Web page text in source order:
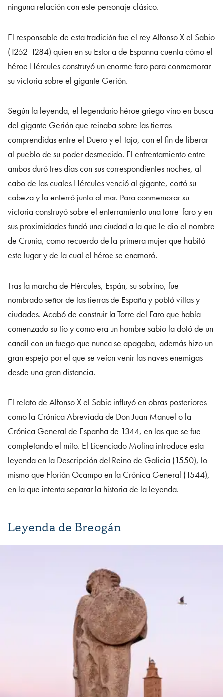
ninguna relación con este personaje clásico.
El responsable de esta tradición fue el rey Alfonso X el Sabio
(1252-1284) quien en su Estoria de Espanna cuenta cómo el
héroe Hércules construyó un enorme faro para conmemorar
su victoria sobre el gigante Gerión.
Según la leyenda, el legendario héroe griego vino en busca
del gigante Gerión que reinaba sobre las tierras
comprendidas entre el Duero y el Tajo, con el fin de liberar
al pueblo de su poder desmedido. El enfrentamiento entre
ambos duró tres días con sus correspondientes noches, al
cabo de las cuales Hércules venció al gigante, cortó su
cabeza y la enterró junto al mar. Para conmemorar su
victoria construyó sobre el enterramiento una torre-faro y en
sus proximidades fundó una ciudad a la que le dio el nombre
de Crunia, como recuerdo de la primera mujer que habitó
este lugar y de la cual el héroe se enamoró.
Tras la marcha de Hércules, Espán, su sobrino, fue
nombrado señor de las tierras de España y pobló villas y
ciudades. Acabó de construir la Torre del Faro que había
comenzado su tío y como era un hombre sabio la dotó de un
candil con un fuego que nunca se apagaba, además hizo un
gran espejo por el que se veían venir las naves enemigas
desde una gran distancia.
El relato de Alfonso X el Sabio influyó en obras posteriores
como la Crónica Abreviada de Don Juan Manuel o la
Crónica General de Espanha de 1344, en las que se fue
completando el mito. El Licenciado Molina introduce esta
leyenda en la Descripción del Reino de Galicia (1550), lo
mismo que Florián Ocampo en la Crónica General (1544),
en la que intenta separar la historia de la leyenda.
Leyenda de Breogán